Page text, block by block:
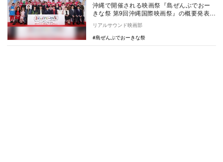
沖縄で開催される映画祭『島ぜんぶでおー
きな祭 第9回沖縄国際映画祭』の概要発表会
が、3月21日に吉本興業株式会社東京本部に
て行わ…
リアルサウンド映画部
島ぜんぶでおーきな祭